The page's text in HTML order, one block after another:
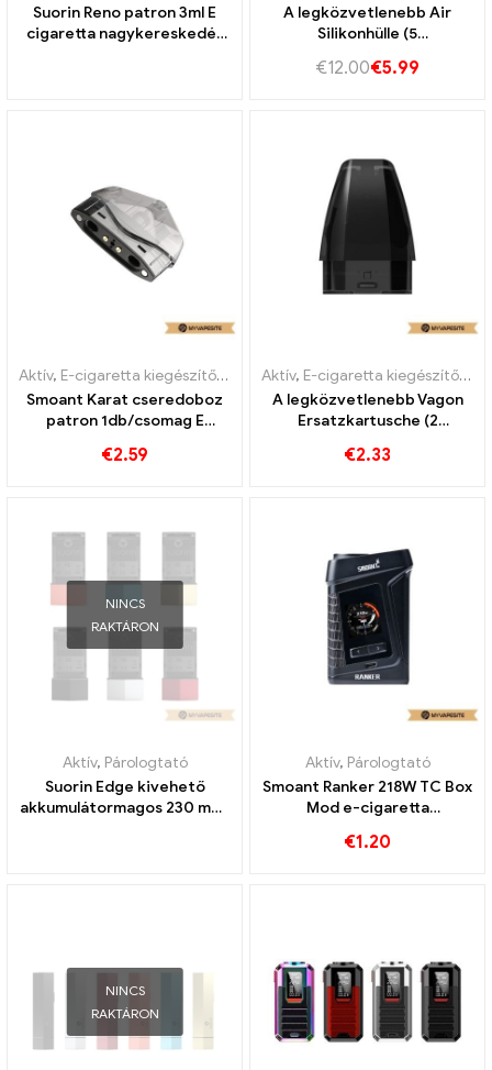
Suorin Reno patron 3ml E
cigaretta nagykereskedés
A legközvetlenebb Air
Silikonhülle (5
nagykereskedelme丨Egyedi
€12.00€5.99
Aktív, E-cigaretta kiegészítők ,
Párologtató
Smoant Karat cseredoboz
patron 1db/csomag E
丨Egyedi
€2.59
Aktív, E-cigaretta kiegészítők ,
A legközvetlenebb Vagon
Ersatzkartusche (2
nagykereskedelme丨Egyedi
€2.33
NINCS
RAKTÁRON
Aktív, Párologtató
Suorin Edge kivehető
akkumulátormagos 230 mAh
Aktív, Párologtató
Smoant Ranker 218W TC Box
Mod e-cigaretta
€1.20
NINCS
RAKTÁRON